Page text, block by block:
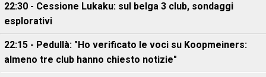
22:30 - Cessione Lukaku: sul belga 3 club, sondaggi
esplorativi
22:15 - Pedullà: "Ho verificato le voci su Koopmeiners:
almeno tre club hanno chiesto notizie"